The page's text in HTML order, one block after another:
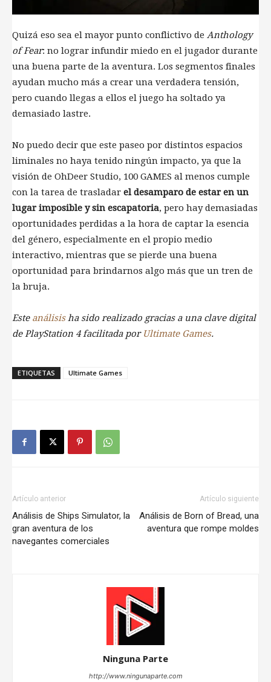
Quizá eso sea el mayor punto conflictivo de Anthology
of Fear: no lograr infundir miedo en el jugador durante
una buena parte de la aventura. Los segmentos finales
ayudan mucho más a crear una verdadera tensión,
pero cuando llegas a ellos el juego ha soltado ya
demasiado lastre.
No puedo decir que este paseo por distintos espacios
liminales no haya tenido ningún impacto, ya que la
visión de OhDeer Studio, 100 GAMES al menos cumple
con la tarea de trasladar el desamparo de estar en un
lugar imposible y sin escapatoria, pero hay demasiadas
oportunidades perdidas a la hora de captar la esencia
del género, especialmente en el propio medio
interactivo, mientras que se pierde una buena
oportunidad para brindarnos algo más que un tren de
la bruja.
Este análisisha sido realizado gracias a una clave digital
de PlayStation 4 facilitada por Ultimate Games.
ETIQUETAS Ultimate Games
Artículo anterior
Análisis de Ships Simulator, la
gran aventura de los
navegantes comerciales
Artículo siguiente
Análisis de Born of Bread, una
aventura que rompe moldes
Ninguna Parte
http://www.ningunaparte.com